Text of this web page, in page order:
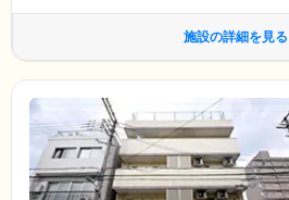
施設の詳細を見る